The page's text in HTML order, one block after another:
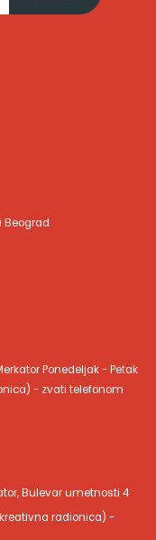
Beograd
Ponedeljak - Petak
- zvati telefonom
Bulevar umetnosti 4
radionica) -